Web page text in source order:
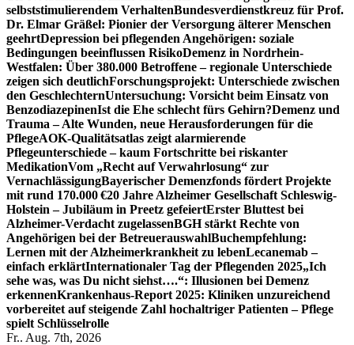
selbststimulierendem VerhaltenBundesverdienstkreuz für Prof.
Dr. Elmar Gräßel: Pionier der Versorgung älterer Menschen
geehrtDepression bei pflegenden Angehörigen: soziale
Bedingungen beeinflussen RisikoDemenz in Nordrhein-
Westfalen: Über 380.000 Betroffene – regionale Unterschiede
zeigen sich deutlichForschungsprojekt: Unterschiede zwischen
den GeschlechternUntersuchung: Vorsicht beim Einsatz von
BenzodiazepinenIst die Ehe schlecht fürs Gehirn?Demenz und
Trauma – Alte Wunden, neue Herausforderungen für die
PflegeAOK-Qualitätsatlas zeigt alarmierende
Pflegeunterschiede – kaum Fortschritte bei riskanter
MedikationVom „Recht auf Verwahrlosung“ zur
VernachlässigungBayerischer Demenzfonds fördert Projekte
mit rund 170.000 €20 Jahre Alzheimer Gesellschaft Schleswig-
Holstein – Jubiläum in Preetz gefeiertErster Bluttest bei
Alzheimer-Verdacht zugelassenBGH stärkt Rechte von
Angehörigen bei der BetreuerauswahlBuchempfehlung:
Lernen mit der Alzheimerkrankheit zu lebenLecanemab –
einfach erklärtInternationaler Tag der Pflegenden 2025„Ich
sehe was, was Du nicht siehst….“: Illusionen bei Demenz
erkennenKrankenhaus-Report 2025: Kliniken unzureichend
vorbereitet auf steigende Zahl hochaltriger Patienten – Pflege
spielt Schlüsselrolle
Fr.. Aug. 7th, 2026